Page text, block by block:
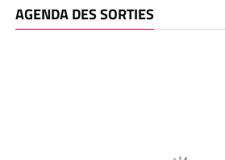
AGENDA DES SORTIES